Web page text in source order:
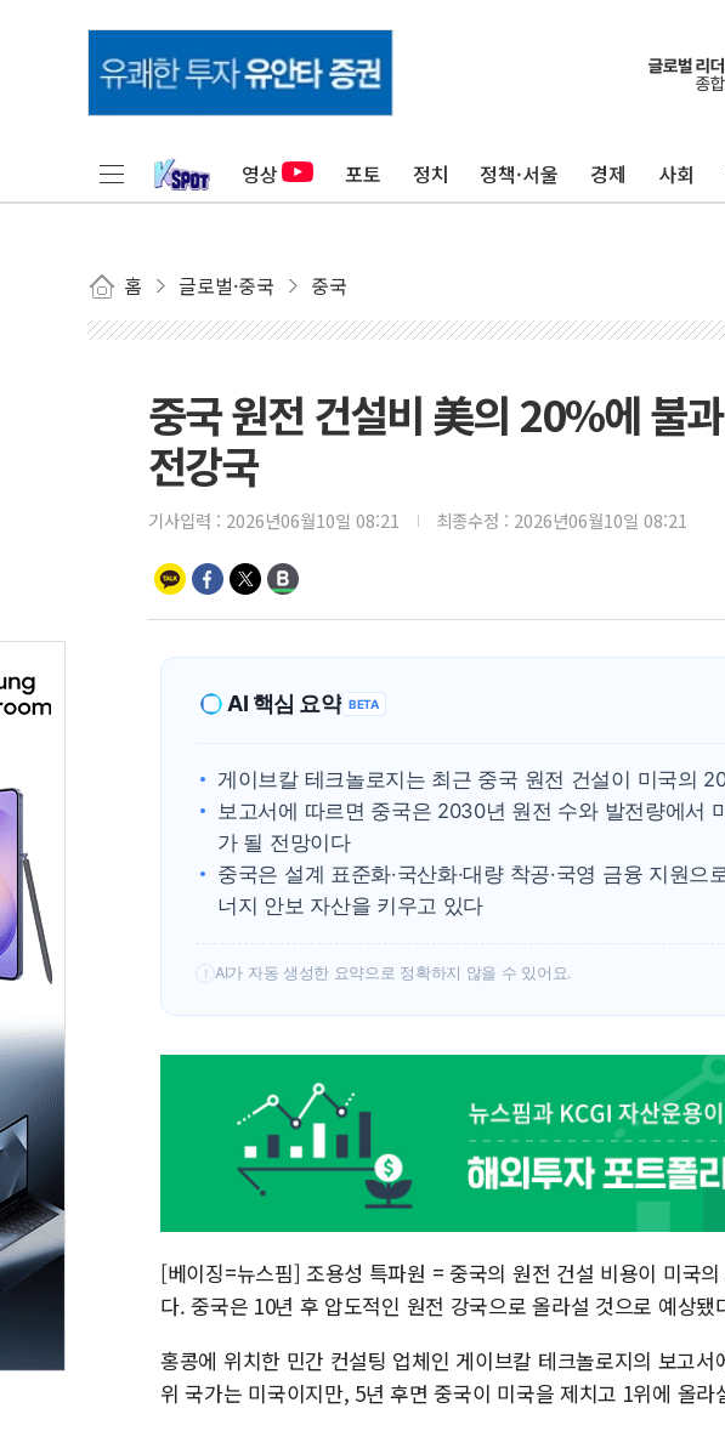
영상 포토 정치 정책·서울 경제 사회
홈 글로벌·중국 중국
중국 원전 건설비 美의 20%에 불
전강국
기사입력 : 2026년06월10일 08:21 최종수정 : 2026년06월10일 08:21
AI 핵심 요약 BETA
게이브칼 테크놀로지는 최근 중국 원전 건설이 미국의
보고서에 따르면 중국은 2030년 원전 수와 발전량에서
가 될 전망이다
중국은 설계 표준화·국산화·대량 착공·국영 금융 지원으
너지 안보 자산을 키우고 있다
! AI가 자동 생성한 요약으로 정확하지 않을 수 있어요.
[베이징=뉴스핌] 조용성 특파원 = 중국의 원전 건설 비용이 미국
다. 중국은 10년 후 압도적인 원전 강국으로 올라설 것으로 예상됐
홍콩에 위치한 민간 컨설팅 업체인 게이브칼 테크놀로지의 보고
위 국가는 미국이지만, 5년 후면 중국이 미국을 제치고 1위에 올라